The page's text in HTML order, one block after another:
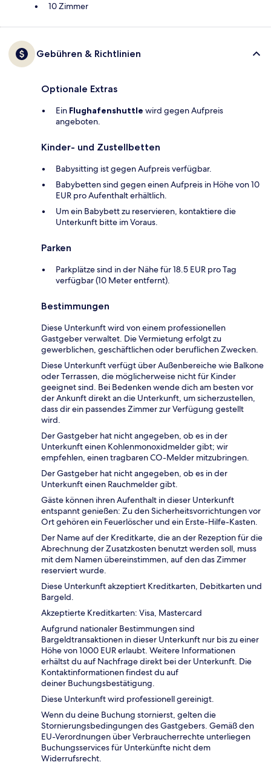
10 Zimmer
Gebühren & Richtlinien
Optionale Extras
Ein Flughafenshuttle wird gegen Aufpreis
angeboten.
Kinder- und Zustellbetten
Babysitting ist gegen Aufpreis verfügbar.
Babybetten sind gegen einen Aufpreis in Höhe von 10
EUR pro Aufenthalt erhältlich.
Um ein Babybett zu reservieren, kontaktiere die
Unterkunft bitte im Voraus.
Parken
Parkplätze sind in der Nähe für 18.5 EUR pro Tag
verfügbar (10 Meter entfernt).
Bestimmungen
Diese Unterkunft wird von einem professionellen
Gastgeber verwaltet. Die Vermietung erfolgt zu
gewerblichen, geschäftlichen oder beruflichen Zwecken.
Diese Unterkunft verfügt über Außenbereiche wie Balkone
oder Terrassen, die möglicherweise nicht für Kinder
geeignet sind. Bei Bedenken wende dich am besten vor
der Ankunft direkt an die Unterkunft, um sicherzustellen,
dass dir ein passendes Zimmer zur Verfügung gestellt
wird.
Der Gastgeber hat nicht angegeben, ob es in der
Unterkunft einen Kohlenmonoxidmelder gibt; wir
empfehlen, einen tragbaren CO-Melder mitzubringen.
Der Gastgeber hat nicht angegeben, ob es in der
Unterkunft einen Rauchmelder gibt.
Gäste können ihren Aufenthalt in dieser Unterkunft
entspannt genießen: Zu den Sicherheitsvorrichtungen vor
Ort gehören ein Feuerlöscher und ein Erste-Hilfe-Kasten.
Der Name auf der Kreditkarte, die an der Rezeption für die
Abrechnung der Zusatzkosten benutzt werden soll, muss
mit dem Namen übereinstimmen, auf den das Zimmer
reserviert wurde.
Diese Unterkunft akzeptiert Kreditkarten, Debitkarten und
Bargeld.
Akzeptierte Kreditkarten: Visa, Mastercard
Aufgrund nationaler Bestimmungen sind
Bargeldtransaktionen in dieser Unterkunft nur bis zu einer
Höhe von 1000 EUR erlaubt. Weitere Informationen
erhältst du auf Nachfrage direkt bei der Unterkunft. Die
Kontaktinformationen findest du auf
deiner Buchungsbestätigung.
Diese Unterkunft wird professionell gereinigt.
Wenn du deine Buchung stornierst, gelten die
Stornierungsbedingungen des Gastgebers. Gemäß den
EU-Verordnungen über Verbraucherrechte unterliegen
Buchungsservices für Unterkünfte nicht dem
Widerrufsrecht.